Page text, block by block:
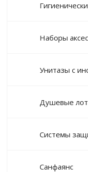
Наборы
Унитазы с
Душевые
Системы
Санфаянс